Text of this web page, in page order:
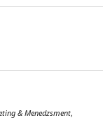
& Menedzsment,